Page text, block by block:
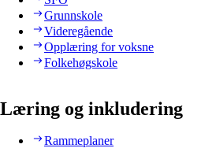
Grunnskole
Videregående
Opplæring for voksne
Folkehøgskole
Læring og inkludering
Rammeplaner